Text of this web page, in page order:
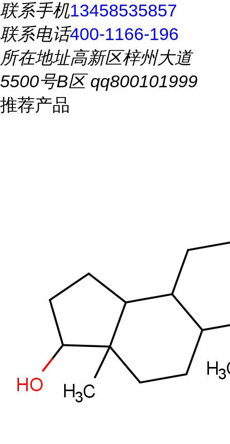
联系手机13458535857
联系电话400-1166-196
所在地址高新区梓州大道
5500号B区 qq800101999
推荐产品